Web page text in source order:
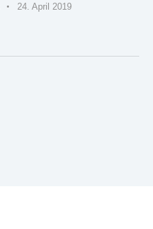
24. April 2019